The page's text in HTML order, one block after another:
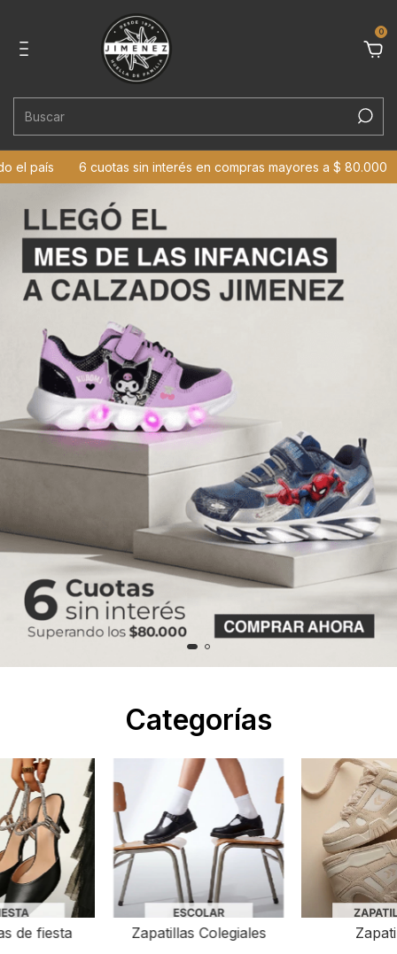
0
país 6 cuotas sin interés en compras mayores a $ 80.000 3
Categorías
de fiesta Zapatillas Colegiales